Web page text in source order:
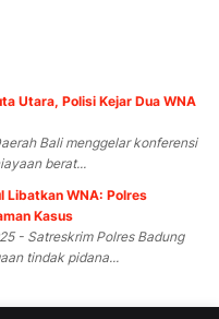
Utara, Polisi Kejar Dua WNA
Bali menggelar konferensi
berat...
Libatkan WNA: Polres
Kasus
- Satreskrim Polres Badung
tindak pidana...